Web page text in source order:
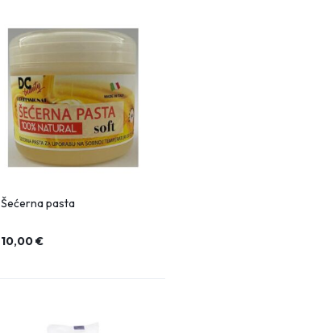
Šećerna pasta
10,00€